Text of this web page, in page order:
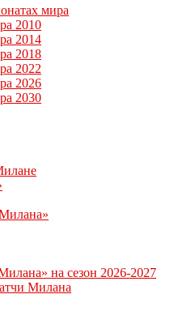
мира
2010
2014
2018
2022
2026
2030
на сезон 2026-2027
Милана